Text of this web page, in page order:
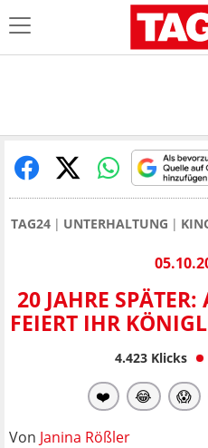
TAG24 UNTERHALTUNG
20 JAHRE
FEIERT IHR
4.423Klicks
❤️ 😂 😱
Von Janina Rößler